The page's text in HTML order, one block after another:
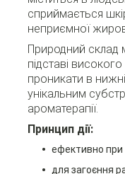
сприймається
неприємної
Природний склад
підставі
проникати в
унікальним
ароматерапії.
Принцип дії:
ефективно при
для загоєння